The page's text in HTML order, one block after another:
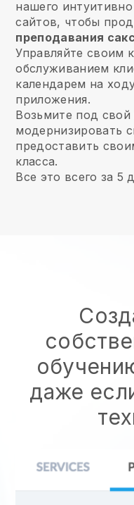
нашего
сайтов, чтобы
преподавания
Управляйте своим
обслуживанием
календарем на
приложения.
Возьмите под свой
модернизировать
предоставить
класса.
Все это всего за 5
даже